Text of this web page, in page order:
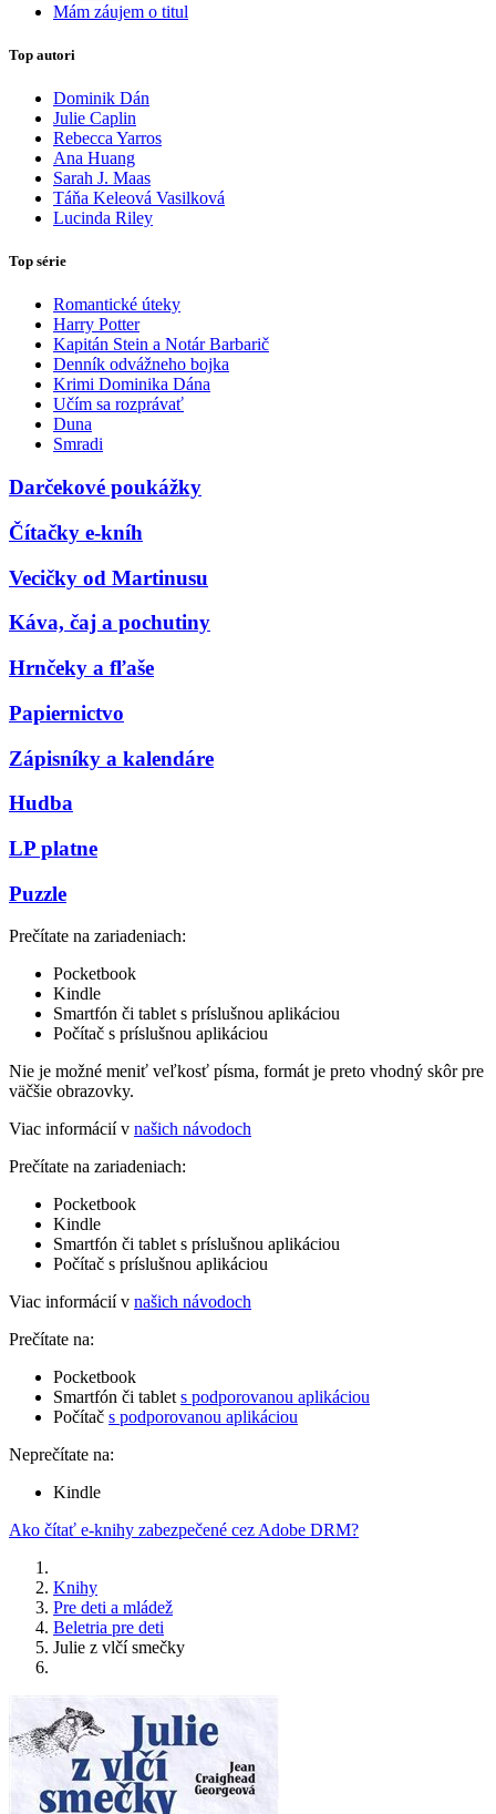
Mám záujem o titul
Top autori
Dominik Dán
Julie Caplin
Rebecca Yarros
Ana Huang
Sarah J. Maas
Táňa Keleová Vasilková
Lucinda Riley
Top série
Romantické úteky
Harry Potter
Kapitán Stein a Notár Barbarič
Denník odvážneho bojka
Krimi Dominika Dána
Učím sa rozprávať
Duna
Smradi
Darčekové poukážky
Čítačky e-kníh
Vecičky od Martinusu
Káva, čaj a pochutiny
Hrnčeky a fľaše
Papiernictvo
Zápisníky a kalendáre
Hudba
LP platne
Puzzle
Prečítate na zariadeniach:
Pocketbook
Kindle
Smartfón či tablet s príslušnou aplikáciou
Počítač s príslušnou aplikáciou
Nie je možné meniť veľkosť písma, formát je preto vhodný skôr pre
väčšie obrazovky.
Viac informácií v našich návodoch
Prečítate na zariadeniach:
Pocketbook
Kindle
Smartfón či tablet s príslušnou aplikáciou
Počítač s príslušnou aplikáciou
Viac informácií v našich návodoch
Prečítate na:
Pocketbook
Smartfón či tablet s podporovanou aplikáciou
Počítač s podporovanou aplikáciou
Neprečítate na:
Kindle
Ako čítať e-knihy zabezpečené cez Adobe DRM?
Knihy
Pre deti a mládež
Beletria pre deti
Julie z vlčí smečky